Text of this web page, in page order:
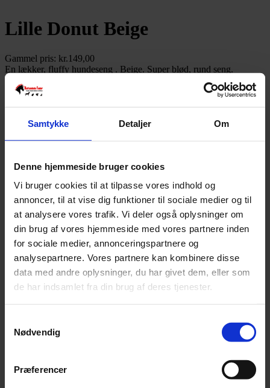
Samtykke Detaljer Om
Denne hjemmeside bruger cookies
Vi bruger cookies til at tilpasse vores indhold og
annoncer, til at vise dig funktioner til sociale medier og til
at analysere vores trafik. Vi deler også oplysninger om
din brug af vores hjemmeside med vores partnere inden
for sociale medier, annonceringspartnere og
analysepartnere. Vores partnere kan kombinere disse
data med andre oplysninger, du har givet dem, eller som
de har indsamlet fra din brug af deres tjenester.
Nødvendig
Præferencer
Lille Donut Beige
Gammel pris: kr.149,00
En lækker, fluffy hundeseng . Beige. Super blød, rund seng.
Beroligende og super komfortabel.
Ikke på lager
Varenummer:
Varekategori:Hund,Hundesenge og puder,Tilbehør og pleje til
Varebeskrivelse Produktinformation
Skridsikker bund.
Str: Small 50 cm diameter 9 cm høj
Kan vaskes i vaskemaskine
Løs pude
SKU
5705833163636
Weight 1 kg
Relaterede produkter
Klikker - assortede farver